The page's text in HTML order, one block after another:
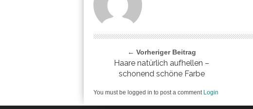
← Vorheriger Beitrag
Haare natürlich aufhellen –
schonend schöne Farbe
You must be logged in to post a comment Login